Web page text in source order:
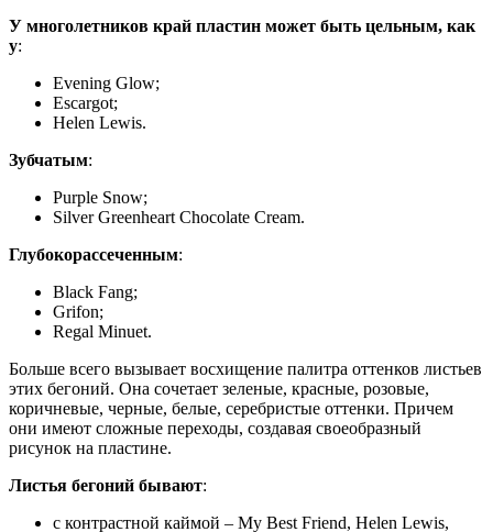
У многолетников край пластин может быть цельным, как
у:
Evening Glow;
Escargot;
Helen Lewis.
Зубчатым:
Purple Snow;
Silver Greenheart Chocolate Cream.
Глубокорассеченным:
Black Fang;
Grifon;
Regal Minuet.
Больше всего вызывает восхищение палитра оттенков листьев
этих бегоний. Она сочетает зеленые, красные, розовые,
коричневые, черные, белые, серебристые оттенки. Причем
они имеют сложные переходы, создавая своеобразный
рисунок на пластине.
Листья бегоний бывают:
с контрастной каймой – My Best Friend, Helen Lewis,